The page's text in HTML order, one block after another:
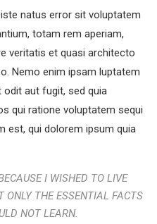
natus error sit voluptatem
totam rem aperiam,
veritatis et quasi architecto
Nemo enim ipsam luptatem
aut fugit, sed quia
qui ratione voluptatem sequi
est, qui dolorem ipsum quia
I WISHED TO LIVE
ONLY THE ESSENTIAL FACTS
NOT LEARN.